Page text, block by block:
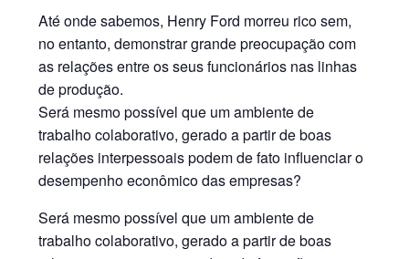
Até onde sabemos, Henry Ford morreu rico sem,
no entanto, demonstrar grande preocupação com
as relações entre os seus funcionários nas linhas
de produção.
Será mesmo possível que um ambiente de
trabalho colaborativo, gerado a partir de boas
relações interpessoais podem de fato influenciar o
desempenho econômico das empresas?
Será mesmo possível que um ambiente de
trabalho colaborativo, gerado a partir de boas